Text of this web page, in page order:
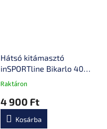
Hátsó kitámasztó
inSPORTline Bikarlo 40
mm 24-29"
A
átlagos
értékelése
Raktáron
4 900 Ft
Kosárba